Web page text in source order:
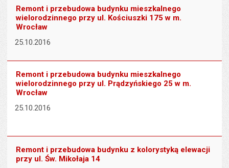
Remont i przebudowa budynku mieszkalnego
wielorodzinnego przy ul. Kościuszki 175 w m.
Wrocław
25.10.2016
Remont i przebudowa budynku mieszkalnego
wielorodzinnego przy ul. Prądzyńskiego 25 w m.
Wrocław
25.10.2016
Remont i przebudowa budynku z kolorystyką elewacji
przy ul. Św. Mikołaja 14